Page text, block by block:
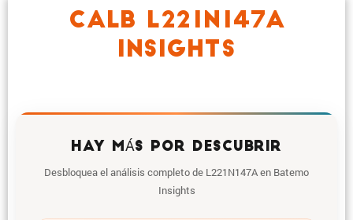
CALB L221N147A
INSIGHTS
HAY MÁS POR DESCUBRIR
Desbloquea el análisis completo de L221N147A en Batemo
Insights